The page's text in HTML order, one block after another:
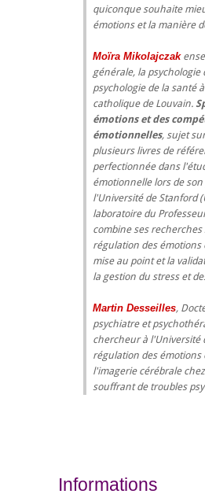
quiconque souhaite
émotions et la manière
Moïra Mikolajczak
générale, la psychologie
psychologie de la santé
catholique de Louvain.
émotions et des
émotionnelles, sujet
plusieurs livres de
perfectionnée dans
émotionnelle lors de
l'Université de Stanford
laboratoire du
combine ses
régulation des émotions
mise au point et la
la gestion du stress et
Martin Desseilles,
psychiatre et
chercheur à l'Université
régulation des émotions
l'imagerie cérébrale
souffrant de troubles
Informations